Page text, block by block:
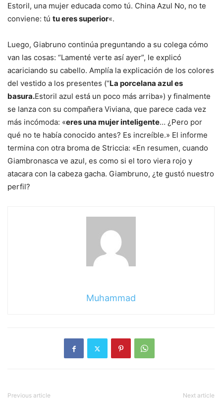
Estoril, una mujer educada como tú. China Azul No, no te
conviene: tú tu eres superior«.
Luego, Giabruno continúa preguntando a su colega cómo
van las cosas: “Lamenté verte así ayer”, le explicó
acariciando su cabello. Amplía la explicación de los colores
del vestido a los presentes (“La porcelana azul es
basura.Estoril azul está un poco más arriba») y finalmente
se lanza con su compañera Viviana, que parece cada vez
más incómoda: «eres una mujer inteligente… ¿Pero por
qué no te había conocido antes? Es increíble.» El informe
termina con otra broma de Striccia: «En resumen, cuando
Giambronasca ve azul, es como si el toro viera rojo y
atacara con la cabeza gacha. Giambruno, ¿te gustó nuestro
perfil?
Muhammad
Previous article Next article